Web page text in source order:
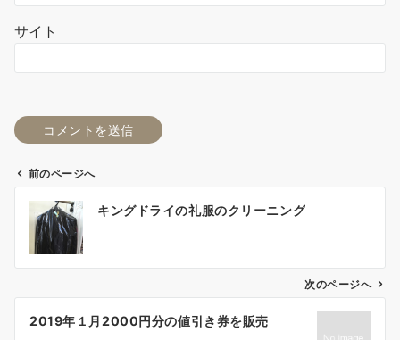
サイト
投
ナ
ゲ
前のページへ
キングドライの礼服のクリーニング
次のページへ
2019年１月2000円分の値引き券を販売